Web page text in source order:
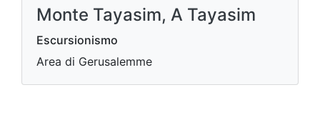
Monte Tayasim, A Tayasim
Escursionismo
Area di Gerusalemme